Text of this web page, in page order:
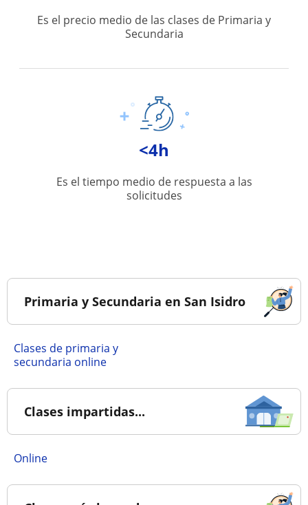
Es el precio medio de las clases de Primaria y
Secundaria
<4h
Es el tiempo medio de respuesta a las
solicitudes
Primaria y Secundaria en San Isidro
Clases de primaria y
secundaria online
Clases impartidas...
online